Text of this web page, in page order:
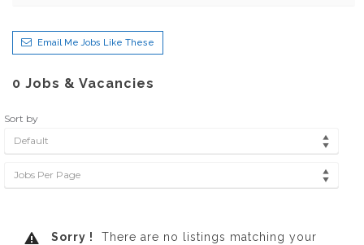
Email Me Jobs Like These
0 Jobs & Vacancies
Sort by
Default
Jobs Per Page
Sorry !
There are no listings matching your